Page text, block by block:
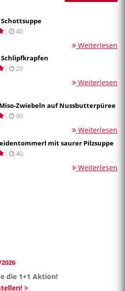
40
Weiterlesen
20
Weiterlesen
Zwiebeln auf Nussbutterpüree
90
Weiterlesen
mit saurer Pilzsuppe
40
Weiterlesen
die 1+1 Aktion!